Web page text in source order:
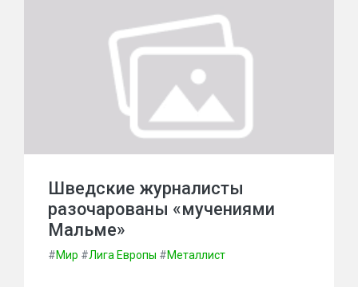
Шведские журналисты
разочарованы «мучениями
Мальме»
#Мир #Лига Европы #Металлист